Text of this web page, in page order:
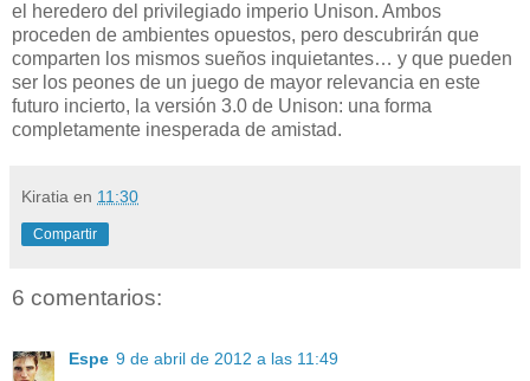
el heredero del privilegiado imperio Unison. Ambos
proceden de ambientes opuestos, pero descubrirán que
comparten los mismos sueños inquietantes… y que pueden
ser los peones de un juego de mayor relevancia en este
futuro incierto, la versión 3.0 de Unison: una forma
completamente inesperada de amistad.
Kiratia en 11:30
Compartir
6 comentarios:
Espe 9 de abril de 2012 a las 11:49